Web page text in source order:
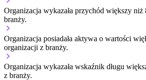
Organizacja wykazała przychód większy
branży.
Organizacja posiadała aktywa o wartości
organizacji z branży.
Organizacja wykazała wskaźnik długu
z branży.